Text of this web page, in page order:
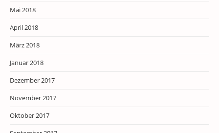
Mai 2018
April 2018
März 2018
Januar 2018
Dezember 2017
November 2017
Oktober 2017